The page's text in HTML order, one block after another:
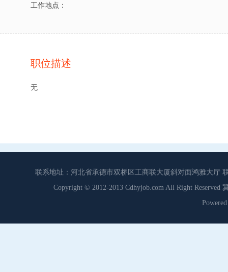
工作地点：
职位描述
无
联系地址：河北省承德市双桥区工商联大厦斜对面鸿雅大厅
Copyright © 2012-2013 Cdhyjob.com All Right Reserved